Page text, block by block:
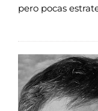
pero pocas